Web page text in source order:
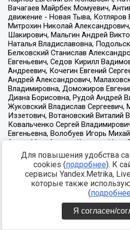
Для повышения удобства
cookies (подробнее). К
сервисы Yandex.Metrika,
которые также
(
Я согласен/